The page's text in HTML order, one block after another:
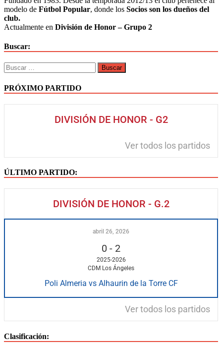
modelo de Fútbol Popular, donde los Socios son los dueños del
club.
Actualmente en División de Honor – Grupo 2
Buscar:
PRÓXIMO PARTIDO
DIVISIÓN DE HONOR - G2
Ver todos los partidos
ÚLTIMO PARTIDO:
DIVISIÓN DE HONOR - G.2
abril 26, 2026
0 - 2
2025-2026
CDM Los Ángeles
Poli Almeria vs Alhaurin de la Torre CF
Ver todos los partidos
Clasificación: